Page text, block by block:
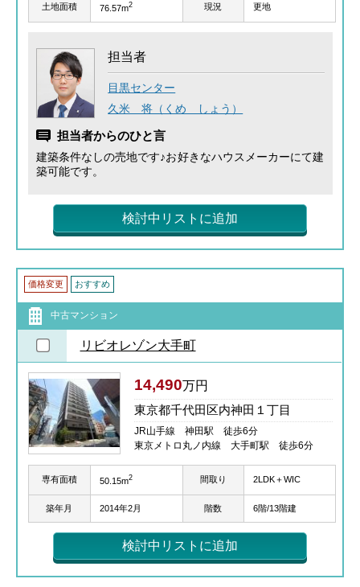
土地面積 76.57m2 現況 更地
担当者
目黒センター
久米 将（くめ しょう）
担当者からのひと言
建築条件なしの売地です♪お好きなハウスメーカーにて建
築可能です。
検討中リストに追加
価格変更 おすすめ
中古マンション
リビオレゾン大手町
14,490万円
東京都千代田区内神田１丁目
JR山手線 神田駅 徒歩6分
東京メトロ丸ノ内線 大手町駅 徒歩6分
専有面積 50.15m2 間取り 2LDK＋WIC
築年月 2014年2月 階数 6階/13階建
検討中リストに追加